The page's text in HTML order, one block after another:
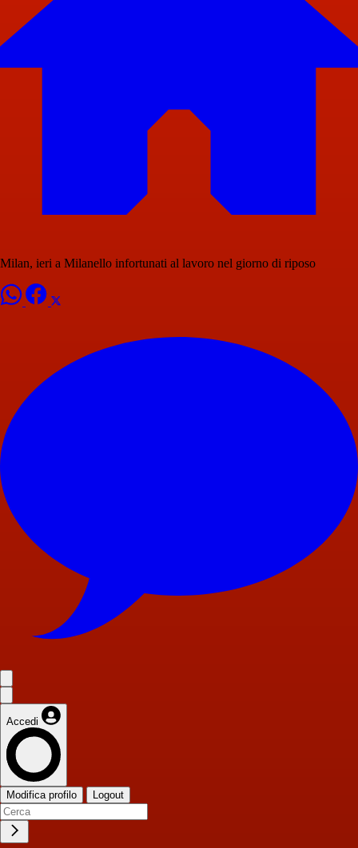
Milan, ieri a Milanello infortunati al lavoro nel giorno di riposo
Accedi
Modifica profilo Logout